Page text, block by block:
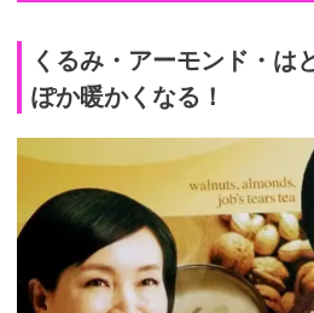
くるみ・アーモンド・は
ぽか暖かくなる！